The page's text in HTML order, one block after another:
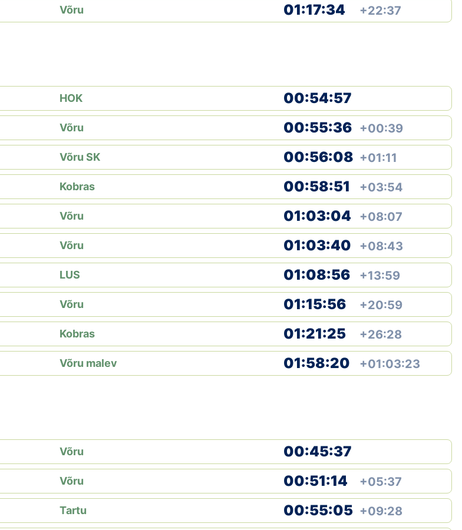
Võru 01:17:34 +22:37
HOK 00:54:57
Võru 00:55:36 +00:39
Võru SK 00:56:08 +01:11
Kobras 00:58:51 +03:54
Võru 01:03:04 +08:07
Võru 01:03:40 +08:43
LUS 01:08:56 +13:59
Võru 01:15:56 +20:59
Kobras 01:21:25 +26:28
Võru malev 01:58:20 +01:03:23
Võru 00:45:37
Võru 00:51:14 +05:37
Tartu 00:55:05 +09:28